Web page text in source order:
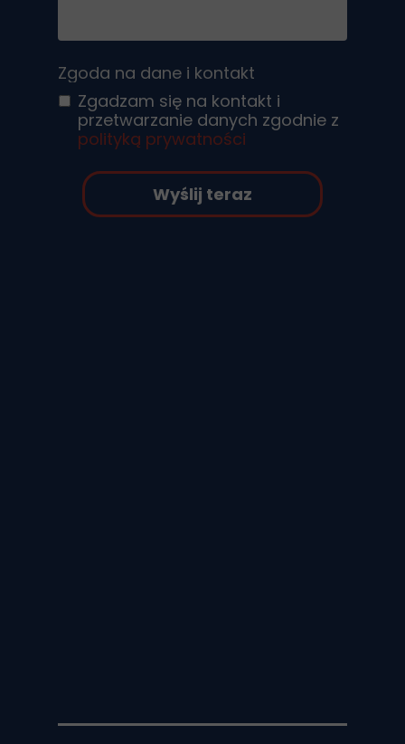
Zgoda na dane i kontakt
Zgadzam się na kontakt i
przetwarzanie danych zgodnie z
polityką prywatności
Wyślij teraz